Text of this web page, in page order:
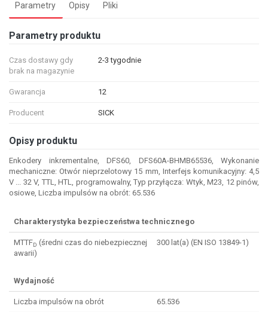
Parametry Opisy Pliki
Parametry produktu
Czas dostawy gdy
brak na magazynie
2-3 tygodnie
Gwarancja 12
Producent SICK
Opisy produktu
Enkodery inkrementalne, DFS60, DFS60A-BHMB65536, Wykonanie
mechaniczne: Otwór nieprzelotowy 15 mm, Interfejs komunikacyjny: 4,5
V ... 32 V, TTL, HTL, programowalny, Typ przyłącza: Wtyk, M23, 12 pinów,
osiowe, Liczba impulsów na obrót: 65.536
Charakterystyka bezpieczeństwa technicznego
MTTFD (średni czas do niebezpiecznej
awarii)
300 lat(a) (EN ISO 13849-1)
Wydajność
Liczba impulsów na obrót 65.536